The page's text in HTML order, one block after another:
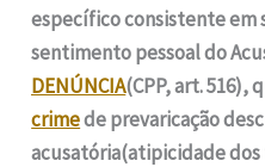
específico consistente em
sentimento pessoal do
DENÚNCIA(CPP, art. 516),
crimede prevaricação
acusatória(atipicidade